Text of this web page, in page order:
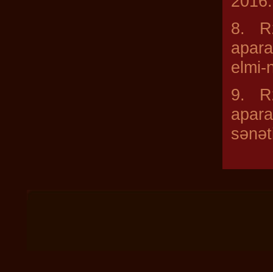
8.
elmi-
9.